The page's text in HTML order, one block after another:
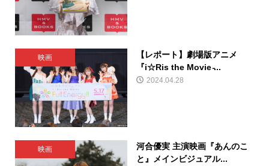
映画
【レポート】劇場版アニメ
『i☆Ris the Movie ̵...
2024.04.28
映画
河合優実 主演映画『あんのこ
と』メインビジュアル...